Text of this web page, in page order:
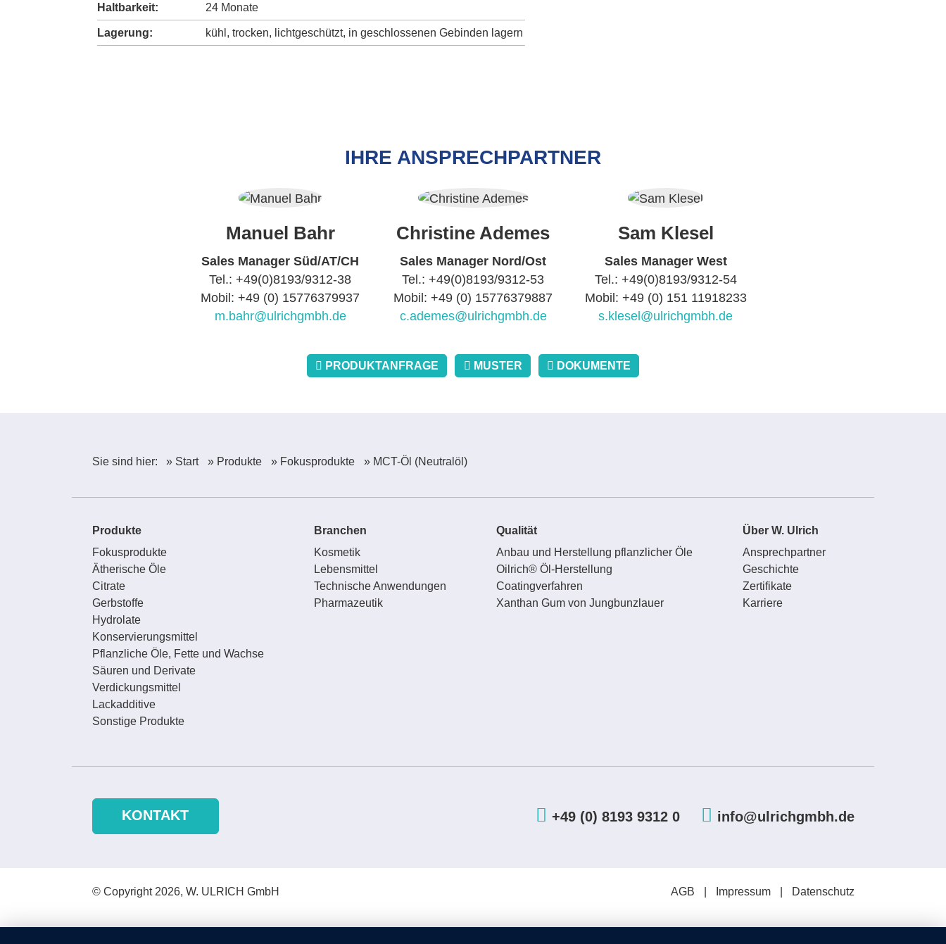
Haltbarkeit: 24 Monate
Lagerung: kühl, trocken, lichtgeschützt, in geschlossenen Gebinden lagern
IHRE ANSPRECHPARTNER
Manuel Bahr
Sales Manager Süd/AT/CH
Tel.: +49(0)8193/9312-38
Mobil: +49 (0) 15776379937
m.bahr@ulrichgmbh.de
Christine Ademes
Sales Manager Nord/Ost
Tel.: +49(0)8193/9312-53
Mobil: +49 (0) 15776379887
c.ademes@ulrichgmbh.de
Sam Klesel
Sales Manager West
Tel.: +49(0)8193/9312-54
Mobil: +49 (0) 151 11918233
s.klesel@ulrichgmbh.de
PRODUKTANFRAGE MUSTER DOKUMENTE
Sie sind hier: » Start » Produkte » Fokusprodukte » MCT-Öl (Neutralöl)
Produkte
Fokusprodukte
Ätherische Öle
Citrate
Gerbstoffe
Hydrolate
Konservierungsmittel
Pflanzliche Öle, Fette und Wachse
Säuren und Derivate
Verdickungsmittel
Lackadditive
Sonstige Produkte
Branchen
Kosmetik
Lebensmittel
Technische Anwendungen
Pharmazeutik
Qualität
Anbau und Herstellung pflanzlicher Öle
Oilrich® Öl-Herstellung
Coatingverfahren
Xanthan Gum von Jungbunzlauer
Über W. Ulrich
Ansprechpartner
Geschichte
Zertifikate
Karriere
KONTAKT +49 (0) 8193 9312 0 info@ulrichgmbh.de
AGB Impressum Datenschutz
© Copyright 2026, W. ULRICH GmbH